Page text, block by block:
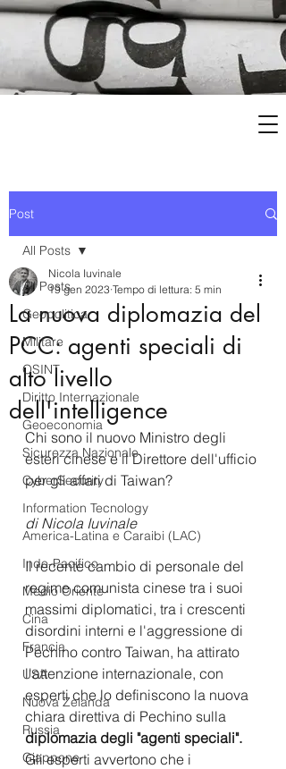
Post
All Posts
Geopolitica
Militare
OSINT
Diritto Internazionale
Geoeconomia
Sicurezza Nazionale
CyberSecurity
Information Tecnology
America-Latina e Caraibi (LAC)
Indo-Pacifico
Medio Oriente
Cina
Francia
USA
Nuova Zelanda
Russia
Giappone
All Posts
La nuova diplomazia del
PCC: agenti speciali di
alto livello
dell'intelligence
Nicola Iuvinale
19 gen 2023 Tempo di lettura: 5 min
Chi sono il nuovo Ministro degli
esteri cinese e il Direttore dell'ufficio
per gli affari di Taiwan?
di Nicola Iuvinale
Il recente cambio di personale del
regime comunista cinese tra i suoi
massimi diplomatici, tra i crescenti
disordini interni e l'aggressione di
Pechino contro Taiwan, ha attirato
l'attenzione internazionale, con
esperti che lo definiscono la nuova
chiara direttiva di Pechino sulla
diplomazia degli "agenti speciali".
Gli esperti avvertono che i